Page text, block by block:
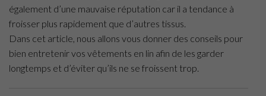
également d’une mauvaise réputation car il a tendance à
froisser plus rapidement que d’autres tissus.
Dans cet article, nous allons vous donner des conseils pour
bien entretenir vos vêtements en lin afin de les garder
longtemps et d’éviter qu’ils ne se froissent trop.